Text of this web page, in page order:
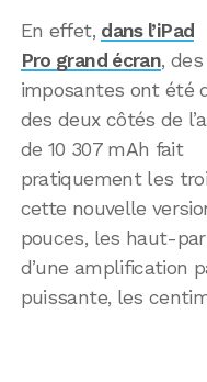
En effet, dans l’iPad
Pro grand écran,
imposantes ont été
des deux côtés de
de 10 307 mAh fait
pratiquement les
cette nouvelle
pouces, les haut-
d’une amplification
puissante, les